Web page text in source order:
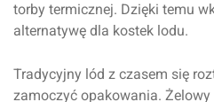
torby termicznej. Dzięki temu
alternatywę dla kostek lodu.
Tradycyjny lód z czasem się
zamoczyć opakowania. Żelowy